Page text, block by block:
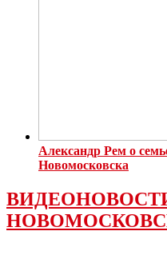
Александр Рем о
Новомосковска